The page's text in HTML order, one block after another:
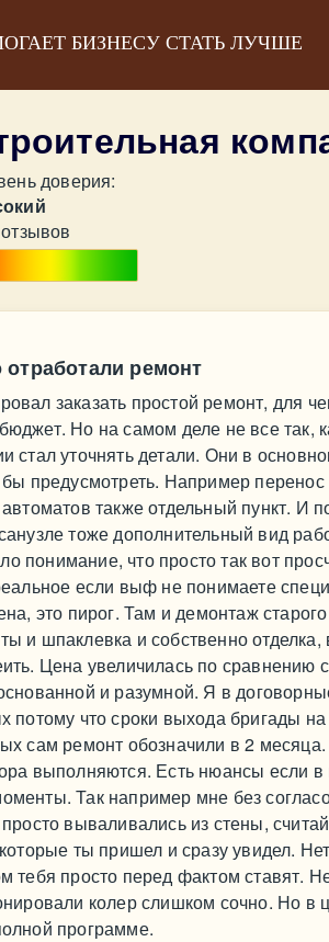
БИЗНЕСУ СТАТЬ ЛУЧШЕ
доверия:
ремонт
заказать простой ремонт, для
Но на самом деле не все так,
стал уточнять детали. Они в
предусмотреть. Например перенос
также отдельный пункт. И
тоже дополнительный вид
понимание, что просто так вот
если выф не понимаете
это пирог. Там и демонтаж
и шпаклевка и собственно
Цена увеличилась по сравнению
и разумной. Я в
потому что сроки выхода бригады
сам ремонт обозначили в 2
выполняются. Есть нюансы если
Так например мне без
вываливались из стены,
ты пришел и сразу увидел.
тебя просто перед фактом ставят.
колер слишком сочно. Но
программе.